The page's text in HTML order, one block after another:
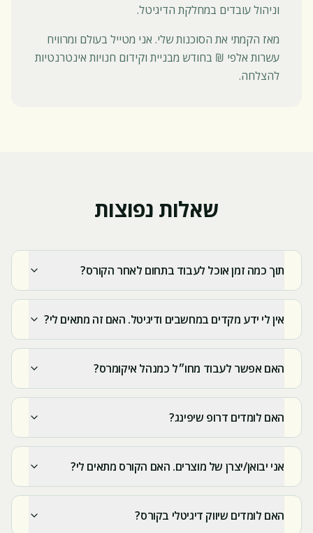
וניהול עובדים במחלקת הדיגיטל.
מאז הקמתי את הסוכנות שלי. אני מטייל בעולם ומרוויח
עשרות אלפי ₪ בחודש מבניית וקידום חנויות אינטרנטיות
להצלחה.
שאלות נפוצות
תוך כמה זמן אוכל לעבוד בתחום לאחר הקורס?
אין לי ידע מקדים במחשבים ודיגיטל. האם זה מתאים לי?
האם אפשר לעבוד מחו״ל כמנהל איקומרס?
האם לומדים דרופ שיפינג?
אני יבואן/יצרן של מוצרים. האם הקורס מתאים לי?
האם לומדים שיווק דיגיטלי בקורס?